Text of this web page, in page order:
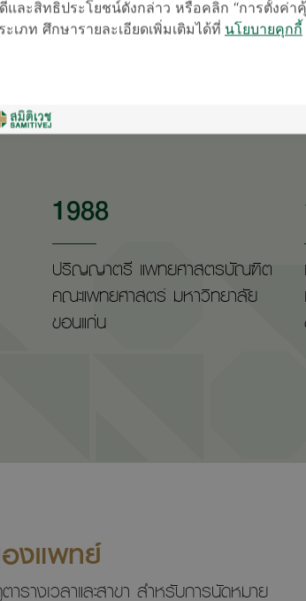
1988
ปริญญาตรี แพทยศาสตรบัณฑิต
คณะแพทยศาสตร์ มหาวิทยาลัย
ขอนแก่น
งแพทย์
รางเวลาและสาขา สำหรับการนัดหมาย
และสิทธิประโยชน์ดังกล่าว หรือคลิก “การตั้งค่า
ะเภท ศึกษารายละเอียดเพิ่มเติมได้ที่ นโยบายคุกกี้